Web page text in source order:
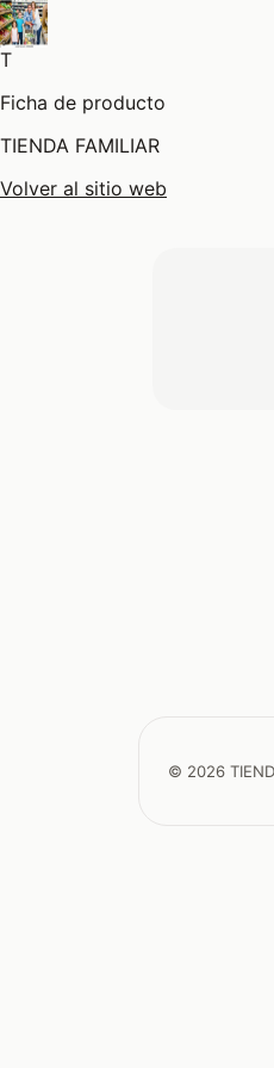
T
Ficha de producto
TIENDA FAMILIAR
Volver al sitio web
© 2026